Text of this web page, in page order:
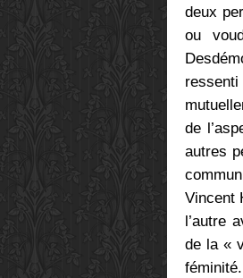
deux
ou
de
autres
Vincent
l’autre
de la «